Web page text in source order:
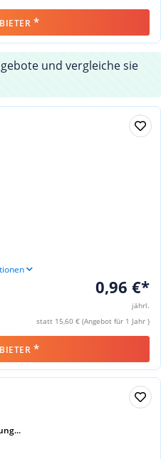
*
und vergleiche sie
0,96 €*
jährl.
statt 15,60 € (Angebot für 1 Jahr )
*